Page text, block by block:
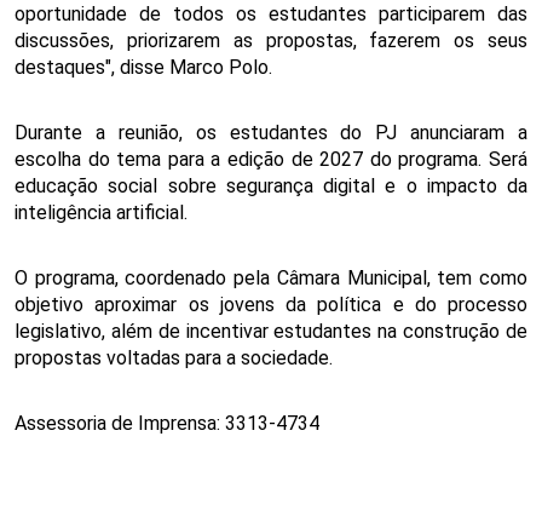
oportunidade de todos os estudantes participarem das
discussões, priorizarem as propostas, fazerem os seus
destaques", disse Marco Polo.
Durante a reunião, os estudantes do PJ anunciaram a
escolha do tema para a edição de 2027 do programa. Será
educação social sobre segurança digital e o impacto da
inteligência artificial.
O programa, coordenado pela Câmara Municipal, tem como
objetivo aproximar os jovens da política e do processo
legislativo, além de incentivar estudantes na construção de
propostas voltadas para a sociedade.
Assessoria de Imprensa: 3313-4734